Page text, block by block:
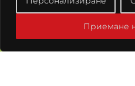
Приемане
Създадено